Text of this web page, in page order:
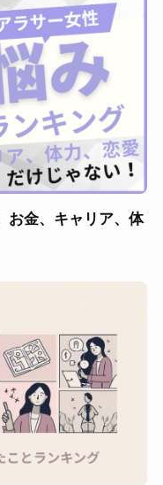
お金、キャリア、体